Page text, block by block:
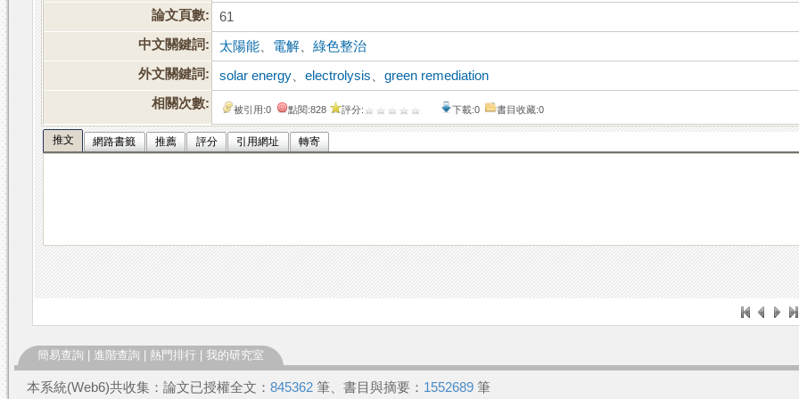
論文頁數:
61
中文關鍵詞:
太陽能 電解 、綠色整治
外文關鍵詞:
solar energy 、electrolysis 、green remediation
相關次數:
被引用:0 點閱:828 評分: 下載:0 書目收藏:0
推文 網路書籤 推薦 評分 引用網址 轉寄
簡易查詢 進階查詢 熱門排行 我的研究室
本系統(Web6)共收集：論文已授權全文： 845362 筆、書目與摘要： 1552689 筆